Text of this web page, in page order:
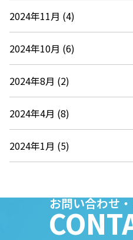
2024年11月 (4)
2024年10月 (6)
2024年8月 (2)
2024年4月 (8)
2024年1月 (5)
お問い合わせ